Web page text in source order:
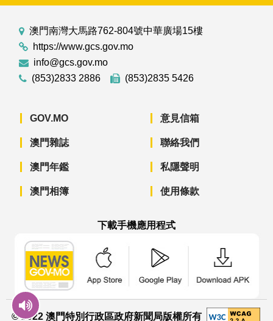
澳門南灣大馬路762-804號中華廣場15樓
https://www.gcs.gov.mo
info@gcs.gov.mo
(853)2833 2886
(853)2835 5426
GOV.MO
澳門雜誌
澳門年鑑
澳門相簿
意見信箱
聯絡我們
私隱聲明
使用條款
下載手機應用程式
© 2022 澳門特別行政區政府新聞局版權所有